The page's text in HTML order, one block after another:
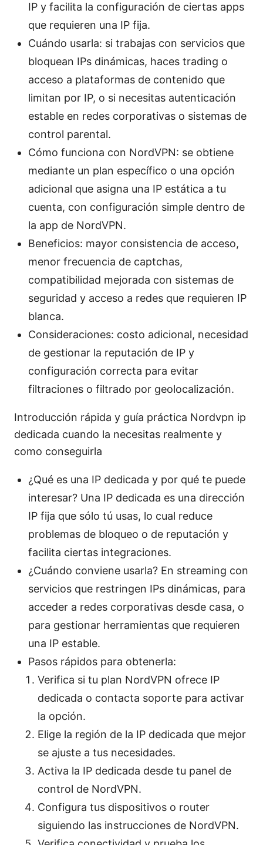
IP y facilita la configuración de ciertas apps
que requieren una IP fija.
Cuándo usarla: si trabajas con servicios que
bloquean IPs dinámicas, haces trading o
acceso a plataformas de contenido que
limitan por IP, o si necesitas autenticación
estable en redes corporativas o sistemas de
control parental.
Cómo funciona con NordVPN: se obtiene
mediante un plan específico o una opción
adicional que asigna una IP estática a tu
cuenta, con configuración simple dentro de
la app de NordVPN.
Beneficios: mayor consistencia de acceso,
menor frecuencia de captchas,
compatibilidad mejorada con sistemas de
seguridad y acceso a redes que requieren IP
blanca.
Consideraciones: costo adicional, necesidad
de gestionar la reputación de IP y
configuración correcta para evitar
filtraciones o filtrado por geolocalización.
Introducción rápida y guía práctica Nordvpn ip
dedicada cuando la necesitas realmente y
como conseguirla
¿Qué es una IP dedicada y por qué te puede
interesar? Una IP dedicada es una dirección
IP fija que sólo tú usas, lo cual reduce
problemas de bloqueo o de reputación y
facilita ciertas integraciones.
¿Cuándo conviene usarla? En streaming con
servicios que restringen IPs dinámicas, para
acceder a redes corporativas desde casa, o
para gestionar herramientas que requieren
una IP estable.
Pasos rápidos para obtenerla:
Verifica si tu plan NordVPN ofrece IP
dedicada o contacta soporte para activar
la opción.
Elige la región de la IP dedicada que mejor
se ajuste a tus necesidades.
Activa la IP dedicada desde tu panel de
control de NordVPN.
Configura tus dispositivos o router
siguiendo las instrucciones de NordVPN.